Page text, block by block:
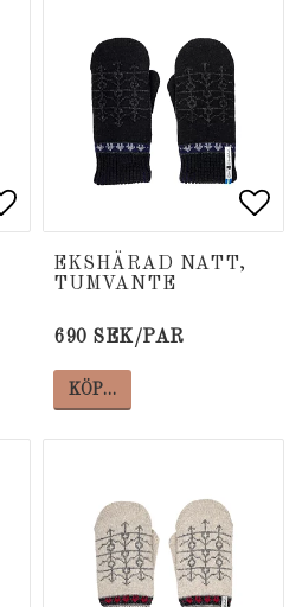
Lägg till i
Lägg till i
EKSHÄRAD NATT,
TUMVANTE
690 SEK/PAR
KÖP…